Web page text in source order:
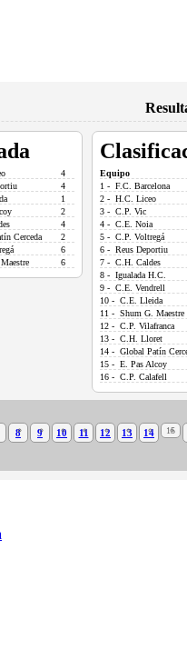
4
4
1
2
4
Cerceda
2
6
6
Equipo
1 - F.C. Barcelona
2 - H.C. Liceo
3 - C.P. Vic
4 - C.E. Noia
5 - C.P. Voltregá
6 - Reus Deportiu
7 - C.H. Caldes
8 - Igualada H.C.
9 - C.E. Vendrell
10 - C.E. Lleida
11 - Shum G. Maestre
12 - C.P. Vilafranca
13 - C.H. Lloret
14 - Global Patín
15 - E. Pas Alcoy
16 - C.P. Calafell
8 9 10 11 12 13 14 15